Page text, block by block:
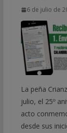
6 de julio de
La peña
julio, el 25º
acto
desde sus